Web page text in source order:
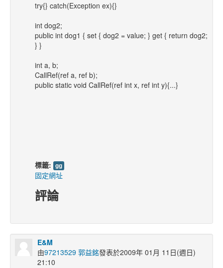
try{} catch(Exception ex){}
int dog2;
public int dog1 { set { dog2 = value; } get { return dog2;
} }
int a, b;
CallRef(ref a, ref b);
public static void CallRef(ref int x, ref int y){...}
標籤: gg
固定網址
評論
E&M
由97213529 郭益銘發表於2009年 01月 11日(週日)
21:10